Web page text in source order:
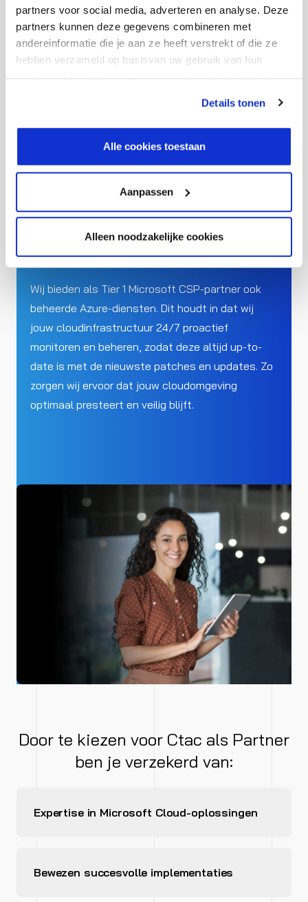
partners voor social media, adverteren en analyse. Deze
partners kunnen deze gegevens combineren met
andereinformatie die je aan ze heeft verstrekt of die ze
hebben verzameld op basisvan uw gebruik van hun
aanpassen via de CO-knop linksonder. Lees meer over
hoe wij jouw gegevensverwerken in onze privacy- en
Details tonen
Alle cookies toestaan
Aanpassen
Alleen noodzakelijke cookies
gecombineerd met gecertificeerde vaardigheden en
succesvolle klantimplementaties, maakt ons een
betrouwbare partner voor een robuuste
beveiligingsstrategie.
Extra voordeel: Tier 1
Microsoft CSP-partner
Wij bieden als Tier 1 Microsoft CSP-partner ook
beheerde Azure-diensten. Dit houdt in dat wij
jouw cloudinfrastructuur 24/7 proactief
monitoren en beheren, zodat deze altijd up-to-
date is met de nieuwste patches en updates. Zo
zorgen wij ervoor dat jouw cloudomgeving
optimaal presteert en veilig blijft.
Door te kiezen voor Ctac als Partner
ben je verzekerd van:
Expertise in Microsoft Cloud-oplossingen
Bewezen succesvolle implementaties